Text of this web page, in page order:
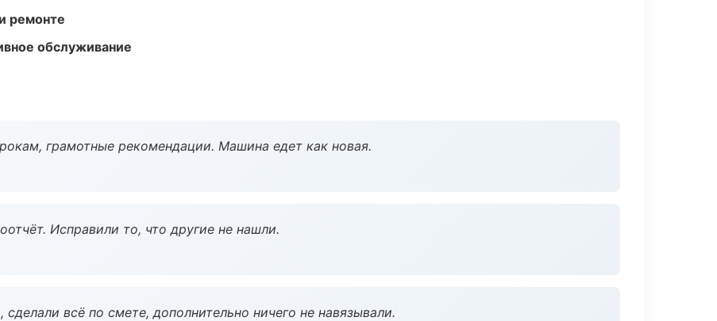
ремонте
обслуживание
грамотные рекомендации. Машина едет как новая.
Исправили то, что другие не нашли.
всё по смете, дополнительно ничего не навязывали.